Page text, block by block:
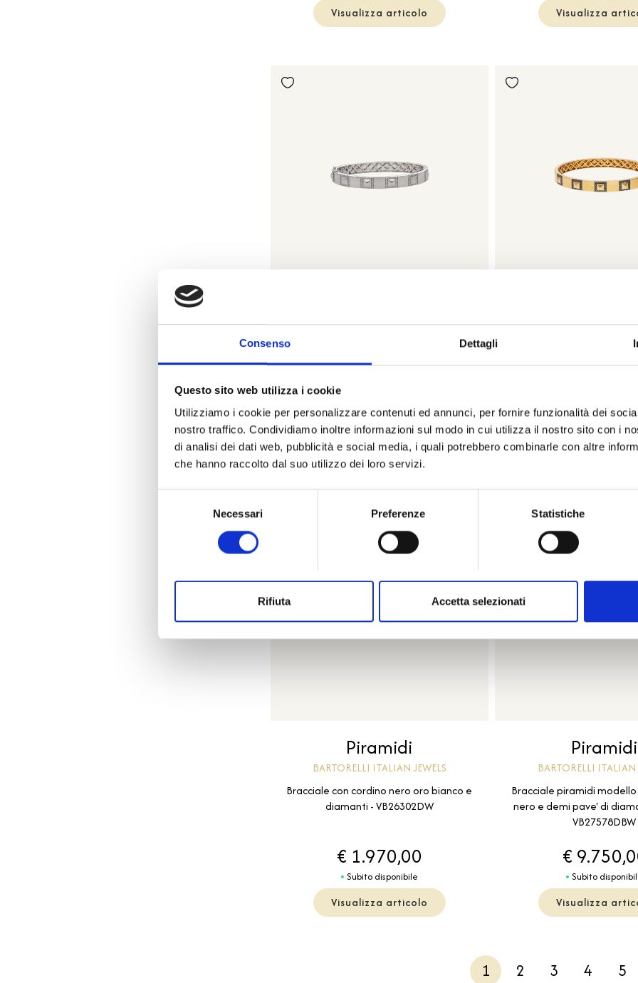
Consenso Dettagli
Questo sito web utilizza i cookie
Utilizziamo i cookie per personalizzare contenuti ed annunci, per fornire funzionalità dei
nostro traffico. Condividiamo inoltre informazioni sul modo in cui utilizza il nostro sito con i
di analisi dei dati web, pubblicità e social media, i quali potrebbero combinarle con altre
che hanno raccolto dal suo utilizzo dei loro servizi.
Necessari Preferenze Statistiche
Rifiuta Accetta selezionati
Visualizza articolo Visualizza
diamanti bianchi - BRPIROBBRILL
€ 11.222,00
Subito disponibile
Visualizza articolo
diamanti neri -
€
Subito disponibile
Visualizza
Piramidi
BARTORELLI ITALIAN JEWELS
Bracciale con cordino nero oro bianco e
diamanti - VB26302DW
€ 1.970,00
Subito disponibile
Visualizza articolo
Piramidi
BARTORELLI ITALIAN
Bracciale piramidi
nero e demi pave' di
VB27578DBW
€
Subito
Visualizza
1 2 3 4 5